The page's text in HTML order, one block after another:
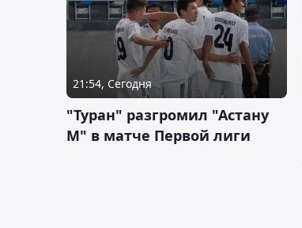
21:54, Сегодня
"Туран" разгромил "Астану
М" в матче Первой лиги